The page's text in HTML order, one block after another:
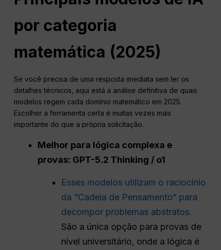
por categoria
matemática (2025)
Se você precisa de uma resposta imediata sem ler os
detalhes técnicos, aqui está a análise definitiva de quais
modelos regem cada domínio matemático em 2025.
Escolher a ferramenta certa é muitas vezes mais
importante do que a própria solicitação.
Melhor para lógica complexa e
provas: GPT-5.2 Thinking / o1
Esses modelos utilizam o raciocínio
da “Cadeia de Pensamento” para
decompor problemas abstratos.
São a única opção para provas de
nível universitário, onde a lógica é